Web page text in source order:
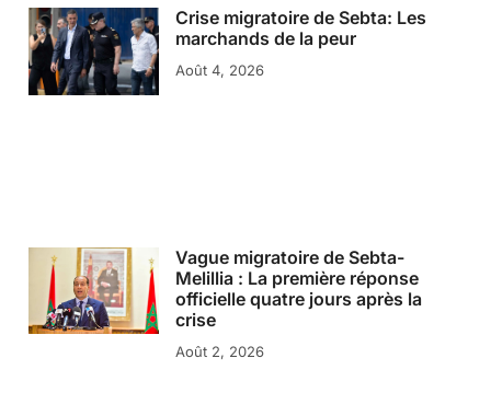
Crise migratoire de Sebta: Les
marchands de la peur
Août 4, 2026
Vague migratoire de Sebta-
Melillia : La première réponse
officielle quatre jours après la
crise
Août 2, 2026